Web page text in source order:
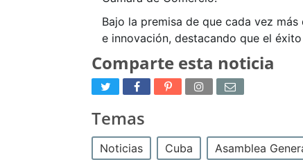
Bajo la premisa de que cada vez
e innovación, destacando que el
Comparte esta noticia
Temas
Noticias Cuba Asamblea